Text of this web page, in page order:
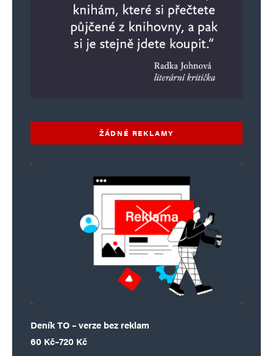
Informujte mě o nových komentářích e-mailem.
Informujte mě o nových příspěvcích e-mailem.
ŽÁDNÉ REKLAMY
Deník TO – verze bez reklam
60 Kč–720 Kč
Rozpětí cen: 60 Kč až 720 Kč